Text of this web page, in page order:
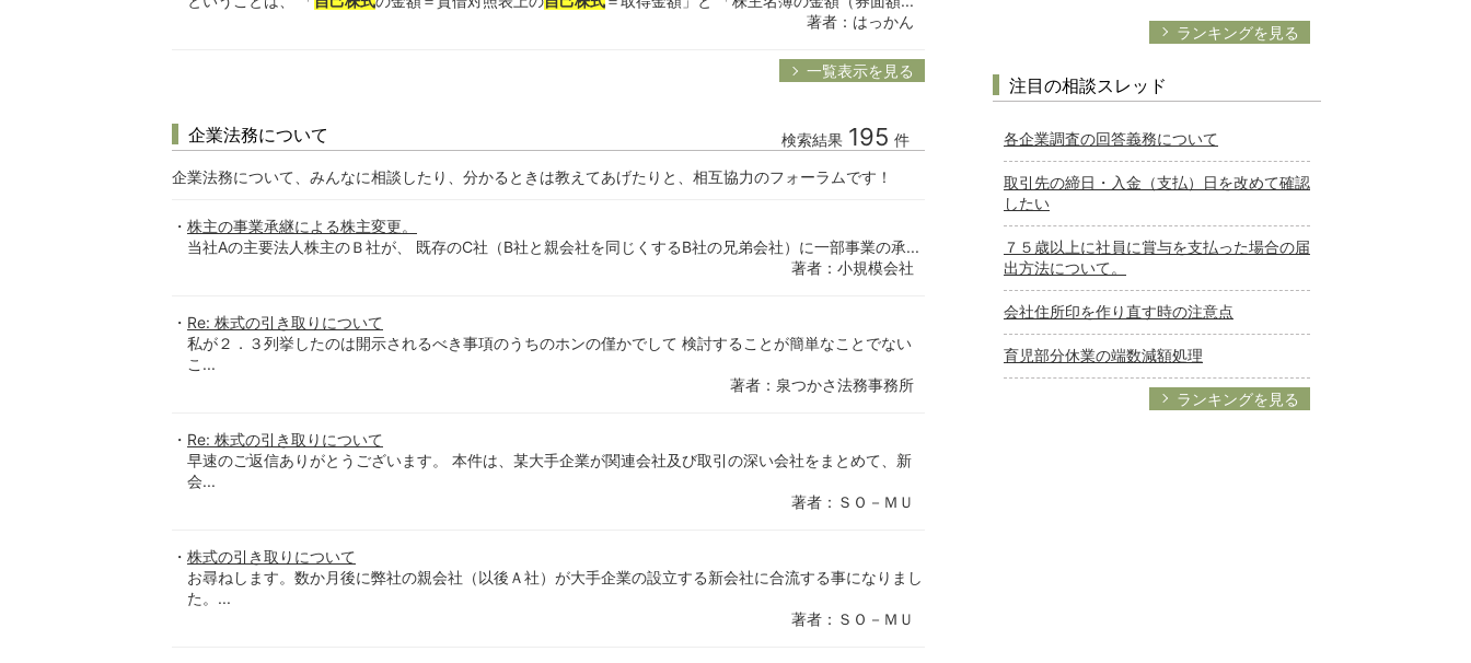
著者：はっかん
一覧表示を見る
企業法務について 検索結果 195 件
企業法務について、みんなに相談したり、分かるときは教えてあげたりと、相互協力のフォーラムです！
株主の事業承継による株主変更。
当社Aの主要法人株主のＢ社が、 既存のC社（B社と親会社を同じくするB社の兄弟会社）に一部事業の承...
著者：小規模会社
Re: 株式の引き取りについて
私が２．３列挙したのは開示されるべき事項のうちのホンの僅かでして 検討することが簡単なことでない
こ...
著者：泉つかさ法務事務所
Re: 株式の引き取りについて
早速のご返信ありがとうございます。 本件は、某大手企業が関連会社及び取引の深い会社をまとめて、新
会...
著者：ＳＯ－ＭＵ
株式の引き取りについて
お尋ねします。数か月後に弊社の親会社（以後Ａ社）が大手企業の設立する新会社に合流する事になりまし
た。...
著者：ＳＯ－ＭＵ
ランキングを見る
注目の相談スレッド
各企業調査の回答義務について
取引先の締日・入金（支払）日を改めて確認
したい
７５歳以上に社員に賞与を支払った場合の届
出方法について。
会社住所印を作り直す時の注意点
育児部分休業の端数減額処理
ランキングを見る